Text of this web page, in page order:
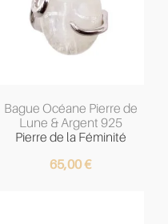
Bague Océane Pierre de
Lune & Argent 925
Pierre de la Féminité
65,00€